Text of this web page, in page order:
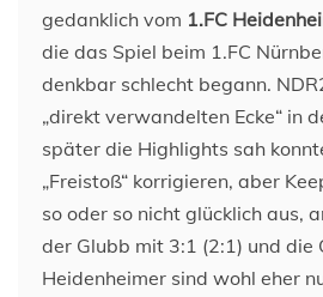
gedanklich vom 1.FC
die das Spiel beim 1.FC
denkbar schlecht begann.
„direkt verwandelten Ecke“ in
später die Highlights sah
„Freistoß“ korrigieren, aber
so oder so nicht glücklich aus,
der Glubb mit 3:1 (2:1) und die
Heidenheimer sind wohl eher